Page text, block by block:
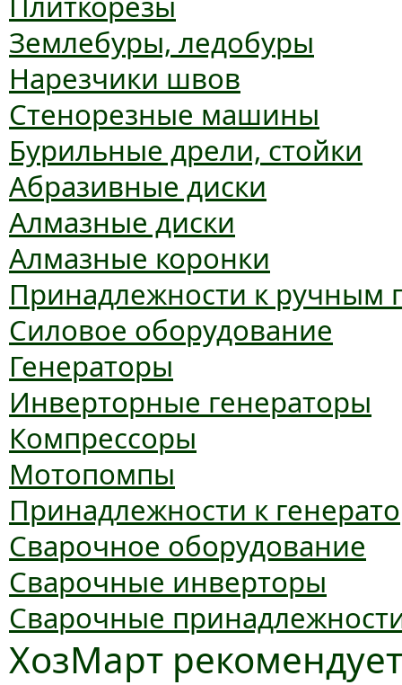
Землебуры, ледобуры
Нарезчики швов
Стенорезные машины
Бурильные дрели, стойки
Абразивные диски
Алмазные диски
Алмазные коронки
Принадлежности к ручным
Силовое оборудование
Генераторы
Инверторные генераторы
Компрессоры
Мотопомпы
Принадлежности к
Сварочное оборудование
Сварочные инверторы
Сварочные
ХозМарт рекомендует